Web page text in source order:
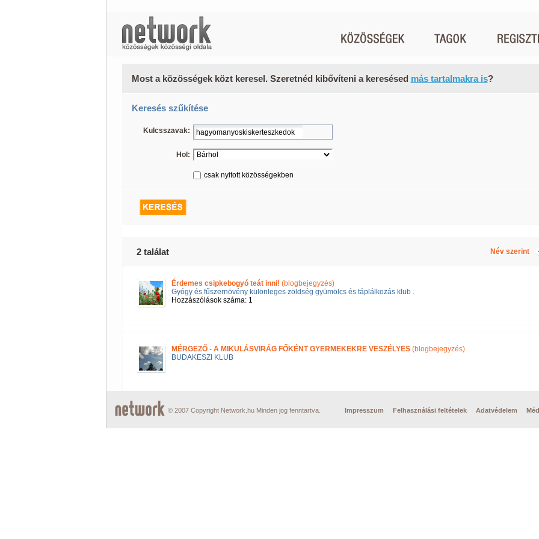
Most a közösségek közt keresel. Szeretnéd kibővíteni a keresésed más tartalmakra is?
Keresés szűkítése
Kulcsszavak:
Hol:
csak nyitott közösségekben
2 találat Név szerint
Érdemes csipkebogyó teát inni! (blogbejegyzés)
Gyógy és fűszernövény különleges zöldség gyümölcs és táplálkozás klub .
Hozzászólások száma: 1
MÉRGEZŐ - A MIKULÁSVIRÁG FŐKÉNT GYERMEKEKRE VESZÉLYES(blogbejegyzés)
BUDAKESZI KLUB
© 2007 Copyright Network.hu Minden jog fenntartva. Impresszum Felhasználási feltételek Adatvédelem